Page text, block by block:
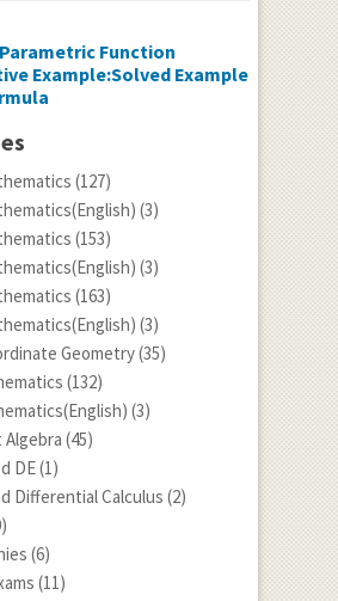
Parametric Function
Example:Solved Example
(127)
(3)
(153)
(3)
(163)
(3)
Geometry(35)
(132)
(3)
(45)
DE(1)
Differential Calculus (2)
(6)
(11)